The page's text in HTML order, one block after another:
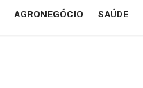
AGRONEGÓCIO SAÚDE